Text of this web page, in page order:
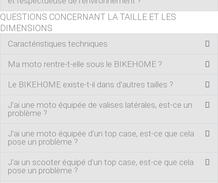
QUESTIONS CONCERNANT LA TAILLE ET LES
DIMENSIONS
Caractéristiques techniques
Ma moto rentre-t-elle sous le BIKEHOME ?
Le BIKEHOME existe-t-il dans d'autres tailles ?
J'ai une moto équipée de valises latérales, est-ce un
problème ?
J'ai une moto équipée d'un top case, est-ce que cela
pose un problème ?
J'ai un scooter équipé d'un top case, est-ce que cela
pose un problème ?